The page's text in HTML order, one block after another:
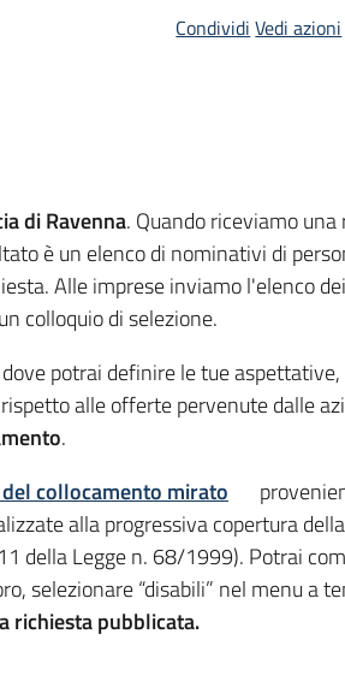
Condividi Vedi azioni
di Ravenna. Quando riceviamo
è un elenco di nominativi di
Alle imprese inviamo l'elenco
colloquio di selezione.
dove potrai definire le tue
alle offerte pervenute dalle
.
collocamento mirato
alla progressiva copertura
della Legge n. 68/1999). Potrai
selezionare “disabili” nel menu a
richiesta pubblicata.